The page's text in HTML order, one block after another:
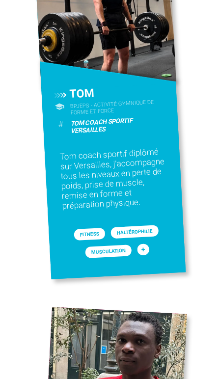
TOM
BPJEPS - ACTIVITÉ GYMNIQUE DE
FORME ET FORCE
# TOM COACH SPORTIF
VERSAILLES
Tom coach sportif diplômé
sur Versailles, j'accompagne
tous les niveaux en perte de
poids, prise de muscle,
remise en forme et
préparation physique.
FITNESS HALTÉROPHILIE
MUSCULATION +